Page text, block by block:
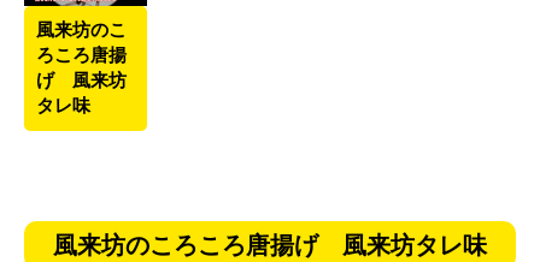
風来坊のころころ唐揚げ 風来坊タレ味
風来坊のこ
ろころ唐揚
げ 風来坊
タレ味